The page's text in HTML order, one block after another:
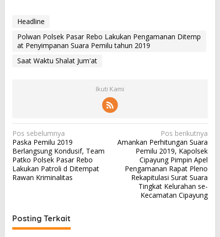
Headline
Polwan Polsek Pasar Rebo Lakukan Pengamanan Ditemp
at Penyimpanan Suara Pemilu tahun 2019
Saat Waktu Shalat Jum'at
Ikuti Kami
N
a
v
i
s
i
Pos sebelumnya
Paska Pemilu 2019
Berlangsung Kondusif, Team
Patko Polsek Pasar Rebo
Lakukan Patroli d Ditempat
Rawan Kriminalitas
Pos berikutnya
Amankan Perhitungan Suara
Pemilu 2019, Kapolsek
Cipayung Pimpin Apel
Pengamanan Rapat Pleno
Rekapitulasi Surat Suara
Tingkat Kelurahan se-
Kecamatan Cipayung
Posting Terkait